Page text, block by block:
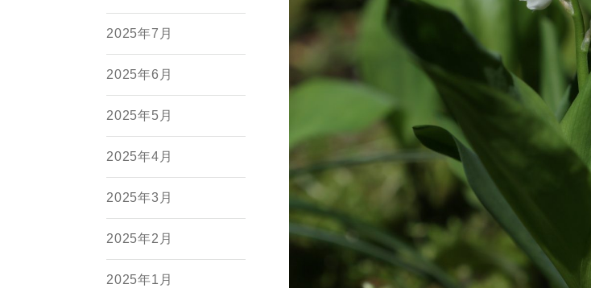
2025年7月
2025年6月
2025年5月
2025年4月
2025年3月
2025年2月
2025年1月